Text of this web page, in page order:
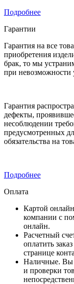
Подробнее
Гарантии
Гарантия на все
приобретения
брак, то мы
при невозможности
Гарантия
дефекты,
несоблюдении
предусмотренных
обязательства на
Подробнее
Оплата
Картой
компании с
онлайн.
Расчетный
оплатить
странице
Наличные. Вы
и проверки